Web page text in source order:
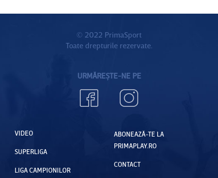
© 2022 PrimaSport
Toate drepturile rezervate.
URMĂREȘTE-NE PE
VIDEO
SUPERLIGA
LIGA CAMPIONILOR
ABONEAZĂ-TE LA
PRIMAPLAY.RO
CONTACT